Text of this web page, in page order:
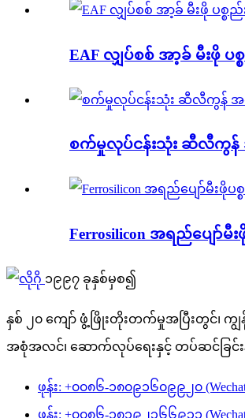
EAF လျှပ်စစ် အာ့ခ် မီးဖို ပ
စက်မှုလုပ်ငန်းသုံး ဆီလီကွန်
Ferrosilicon အရည်ပျော်မီ
၁၉၉၇ ခုနှစ်မှစ၍
နှစ် ၂၀ ကျော် ဖွံ့ဖြိုးတိုးတက်မှုအပြီးတွင်၊
အစုံအလင်၊ ဆောက်လုပ်ရေးနှင့် တပ်ဆင်ခြင်း
ဖုန်း: +၀၀၈၆-၁၈၀၉၁၆၀၉၉၂၀
ဖုန်း: +၀၀၈၆-၁၈၁၉၂၃၆၆၉၃၁